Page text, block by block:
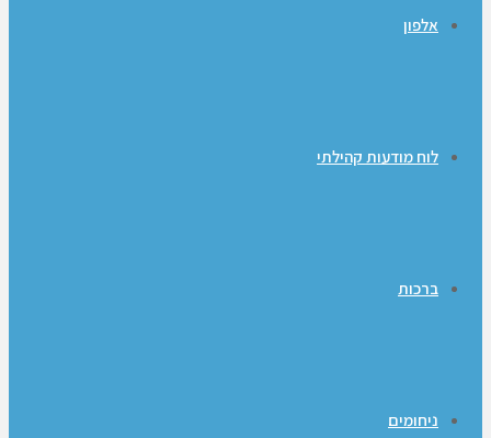
אלפון
לוח מודעות קהילתי
ברכות
ניחומים